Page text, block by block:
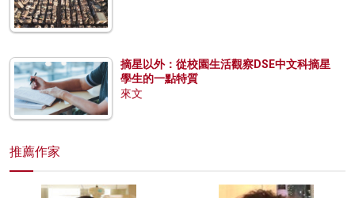
摘星以外：從校園生活觀察DSE中文科摘星
學生的一點特質
來文
推薦作家